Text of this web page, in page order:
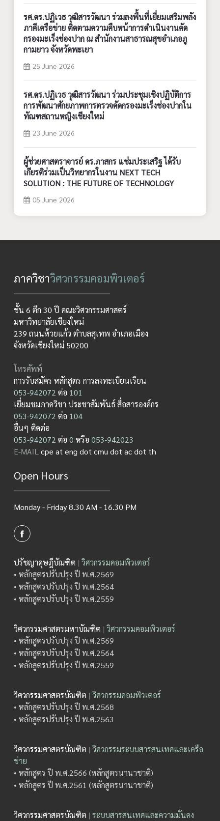
รศ.ดร.ปฏิเวธ วุฒิสารวัฒนา ร่วมลงพื้นที่เยี่ยมเสริมพลัง
ภาคีเครือข่าย ติดตามความคืบหน้าการดำเนินงานคัด
กรองมะเร็งช่องปาก ณ สำนักงานสาธารณสุขอำเภอภู
กามยาว จังหวัดพะเยา
25 June 2026
รศ.ดร.ปฏิเวธ วุฒิสารวัฒนา ร่วมประชุมเชิงปฏิบัติการ
การพัฒนาศักยภาพการตรวจคัดกรองมะเร็งช่องปากใน
ทัณฑสถานหญิงเชียงใหม่
23 June 2026
ผู้ช่วยศาสตราจารย์ ดร.ภาสกร แช่มประเสริฐ ได้รับ
เกียรติร่วมเป็นวิทยากรในงาน NEXT TECH
SOLUTION : THE FUTURE OF TECHNOLOGY
05 June 2026
ภาควิชาวิศวกรรมคอมพิวเตอร์
ชั้น 6 ตึก 30 ปี คณะวิศวกรรมศาสตร์
มหาวิทยาลัยเชียงใหม่
239 ถนนห้วยแก้ว ตำบลสุเทพ อำเภอเมือง
จังหวัดเชียงใหม่ 50200
โทรศัพท์
การรับสมัคร หลักสูตร การลงทะเบียนเรียน
053-942072 ต่อ 101
เยี่ยมชมภาควิชา ประชาสัมพันธ์ สื่อสารองค์กร
053-942072 ต่อ 104
อื่นๆ ติดต่อ
053-942072 ต่อ0 หรือ053-942023
E-MAILcpe at eng dot cmu dot ac dot th
Open Hours
Monday - Friday 8.30 AM - 16.30 PM
ปรัชญาดุษฎีบัณฑิต | วิศวกรรมคอมพิวเตอร์
• หลักสูตรปรับปรุง ปี พ.ศ.2569
• หลักสูตรปรับปรุง ปี พ.ศ.2564
• หลักสูตรปรับปรุง ปี พ.ศ.2559
วิศวกรรมศาสตรมหาบัณฑิต | วิศวกรรมคอมพิวเตอร์
• หลักสูตรปรับปรุง ปี พ.ศ.2569
• หลักสูตรปรับปรุง ปี พ.ศ.2564
• หลักสูตรปรับปรุง ปี พ.ศ.2559
วิศวกรรมศาสตรบัณฑิต | วิศวกรรมคอมพิวเตอร์
• หลักสูตรปรับปรุง ปี พ.ศ.2568
• หลักสูตรปรับปรุง ปี พ.ศ.2563
วิศวกรรมศาสตรบัณฑิต | วิศวกรรมระบบสารสนเทศและเครือ
ข่าย
• หลักสูตร ปี พ.ศ.2566 (หลักสูตรนานาชาติ)
• หลักสูตร ปี พ.ศ.2561 (หลักสูตรนานาชาติ)
วิศวกรรมศาสตรบัณฑิต | ระบบสารสนเทศและความมั่นคง